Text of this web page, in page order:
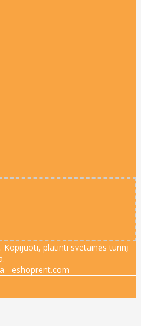
platinti svetainės turinį
- eshoprent.com